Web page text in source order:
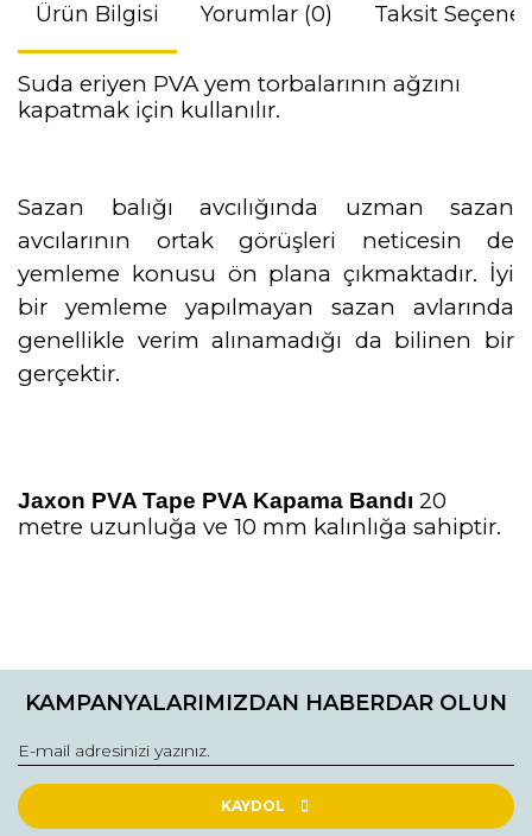
Ürün Bilgisi Yorumlar (0) Taksit
Suda eriyen PVA yem torbalarının ağzını
kapatmak için kullanılır.
Sazan balığı avcılığında uzman sazan
avcılarının ortak görüşleri neticesin de
yemleme konusu ön plana çıkmaktadır. İyi
bir yemleme yapılmayan sazan avlarında
genellikle verim alınamadığı da bilinen bir
gerçektir.
Jaxon PVA Tape PVA Kapama Bandı 20
metre uzunluğa ve 10 mm kalınlığa sahiptir.
konularda yetersiz gördüğünüz noktaları öneri formunu
Görüş ve önerileriniz için teşekkür ederiz.
Ürün resmi kalitesiz, bozuk veya görüntülenemiyor.
Ürün açıklamasında eksik bilgiler bulunuyor.
KAMPANYALARIMIZDAN HABERDAR OLUN
KAYDOL